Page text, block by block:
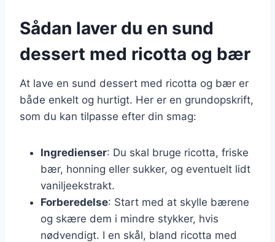
Sådan laver du en sund
dessert med ricotta og bær
At lave en sund dessert med ricotta og bær er
både enkelt og hurtigt. Her er en grundopskrift,
som du kan tilpasse efter din smag:
Ingredienser: Du skal bruge ricotta, friske
bær, honning eller sukker, og eventuelt lidt
vaniljeekstrakt.
Forberedelse: Start med at skylle bærene
og skære dem i mindre stykker, hvis
nødvendigt. I en skål, bland ricotta med